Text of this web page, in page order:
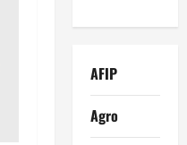
AFIP
Agro